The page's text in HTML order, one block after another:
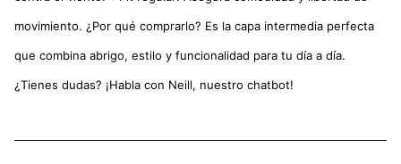
movimiento. ¿Por qué comprarlo? Es la capa intermedia perfecta
que combina abrigo, estilo y funcionalidad para tu día a día.
¿Tienes dudas? ¡Habla con Neill, nuestro chatbot!